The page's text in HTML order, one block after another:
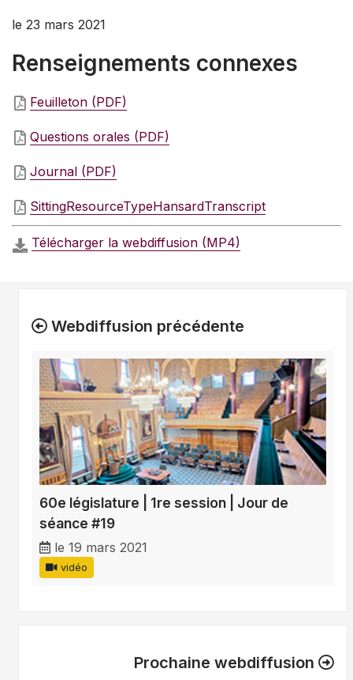
le 23 mars 2021
Renseignements connexes
Feuilleton (PDF)
Questions orales (PDF)
Journal (PDF)
SittingResourceTypeHansardTranscript
Télécharger la webdiffusion (MP4)
Webdiffusion précédente
60e législature | 1re session | Jour de
séance #19
le 19 mars 2021
vidéo
Prochaine webdiffusion